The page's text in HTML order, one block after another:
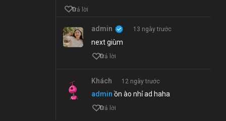
0
Trả lời
admin 13 ngày trước
next giùm
0
Trả lời
Khách 12 ngày trước
admin ồn ào nhỉ ad haha
0
Trả lời